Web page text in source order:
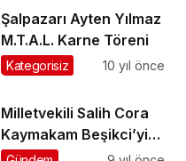
Şalpazarı Ayten Yılmaz
M.T.A.L. Karne Töreni
Kategorisiz 10 yıl önce
Milletvekili Salih Cora
Kaymakam Beşikci’yi
ziyaret etti